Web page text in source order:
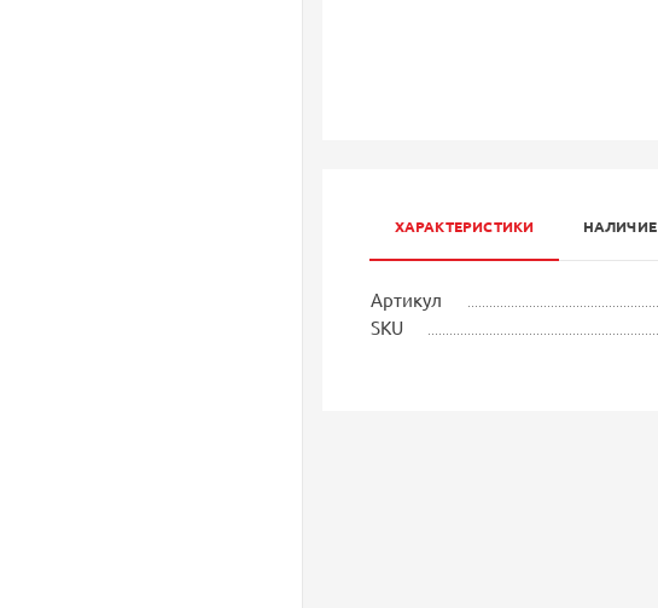
ХАРАКТЕРИСТИКИ НАЛИЧИЕ
Артикул
SKU